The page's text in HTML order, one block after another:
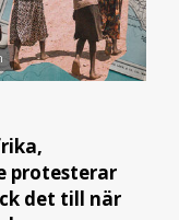
protesterar
det till när